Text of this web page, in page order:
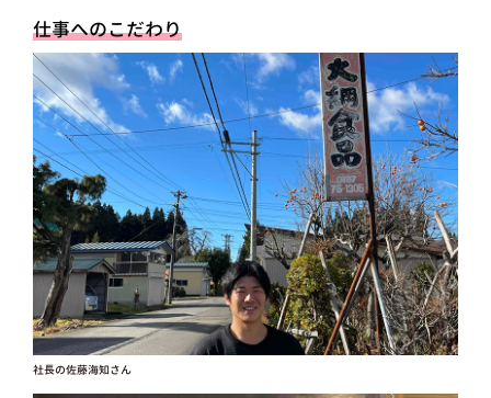
仕事へのこだわり
社長の佐藤海知さん